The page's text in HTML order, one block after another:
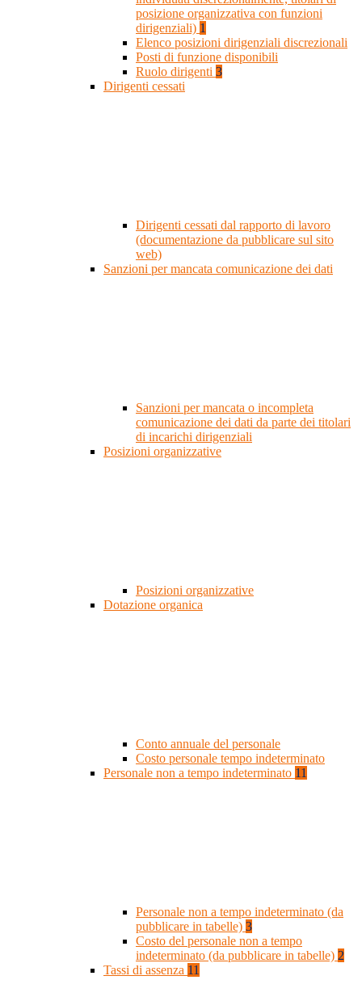
posizione organizzativa con funzioni
dirigenziali) 1
Elenco posizioni dirigenziali discrezionali
Posti di funzione disponibili
Ruolo dirigenti 3
Dirigenti cessati
Dirigenti cessati dal rapporto di lavoro
(documentazione da pubblicare sul sito
web)
Sanzioni per mancata comunicazione dei dati
Sanzioni per mancata o incompleta
comunicazione dei dati da parte dei titolari
di incarichi dirigenziali
Posizioni organizzative
Posizioni organizzative
Dotazione organica
Conto annuale del personale
Costo personale tempo indeterminato
Personale non a tempo indeterminato 11
Personale non a tempo indeterminato (da
pubblicare in tabelle) 3
Costo del personale non a tempo
indeterminato (da pubblicare in tabelle) 2
Tassi di assenza 11